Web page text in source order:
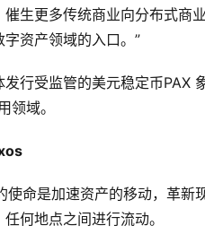
催生更多传统商业向分布式商
字资产领域的入口。”
发行受监管的美元稳定币PAX
领域。
使命是加速资产的移动，革新
何地点之间进行流动。